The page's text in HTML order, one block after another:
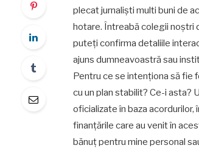
plecat jurnaliști multi buni de
hotare. Întreabă colegii noștri
puteți confirma detaliile
ajuns dumneavoastră sau
Pentru ce se intenționa să fie
cu un plan stabilit? Ce-i asta?
oficializate în baza
finanțările care au venit în
bănuț pentru mine personal